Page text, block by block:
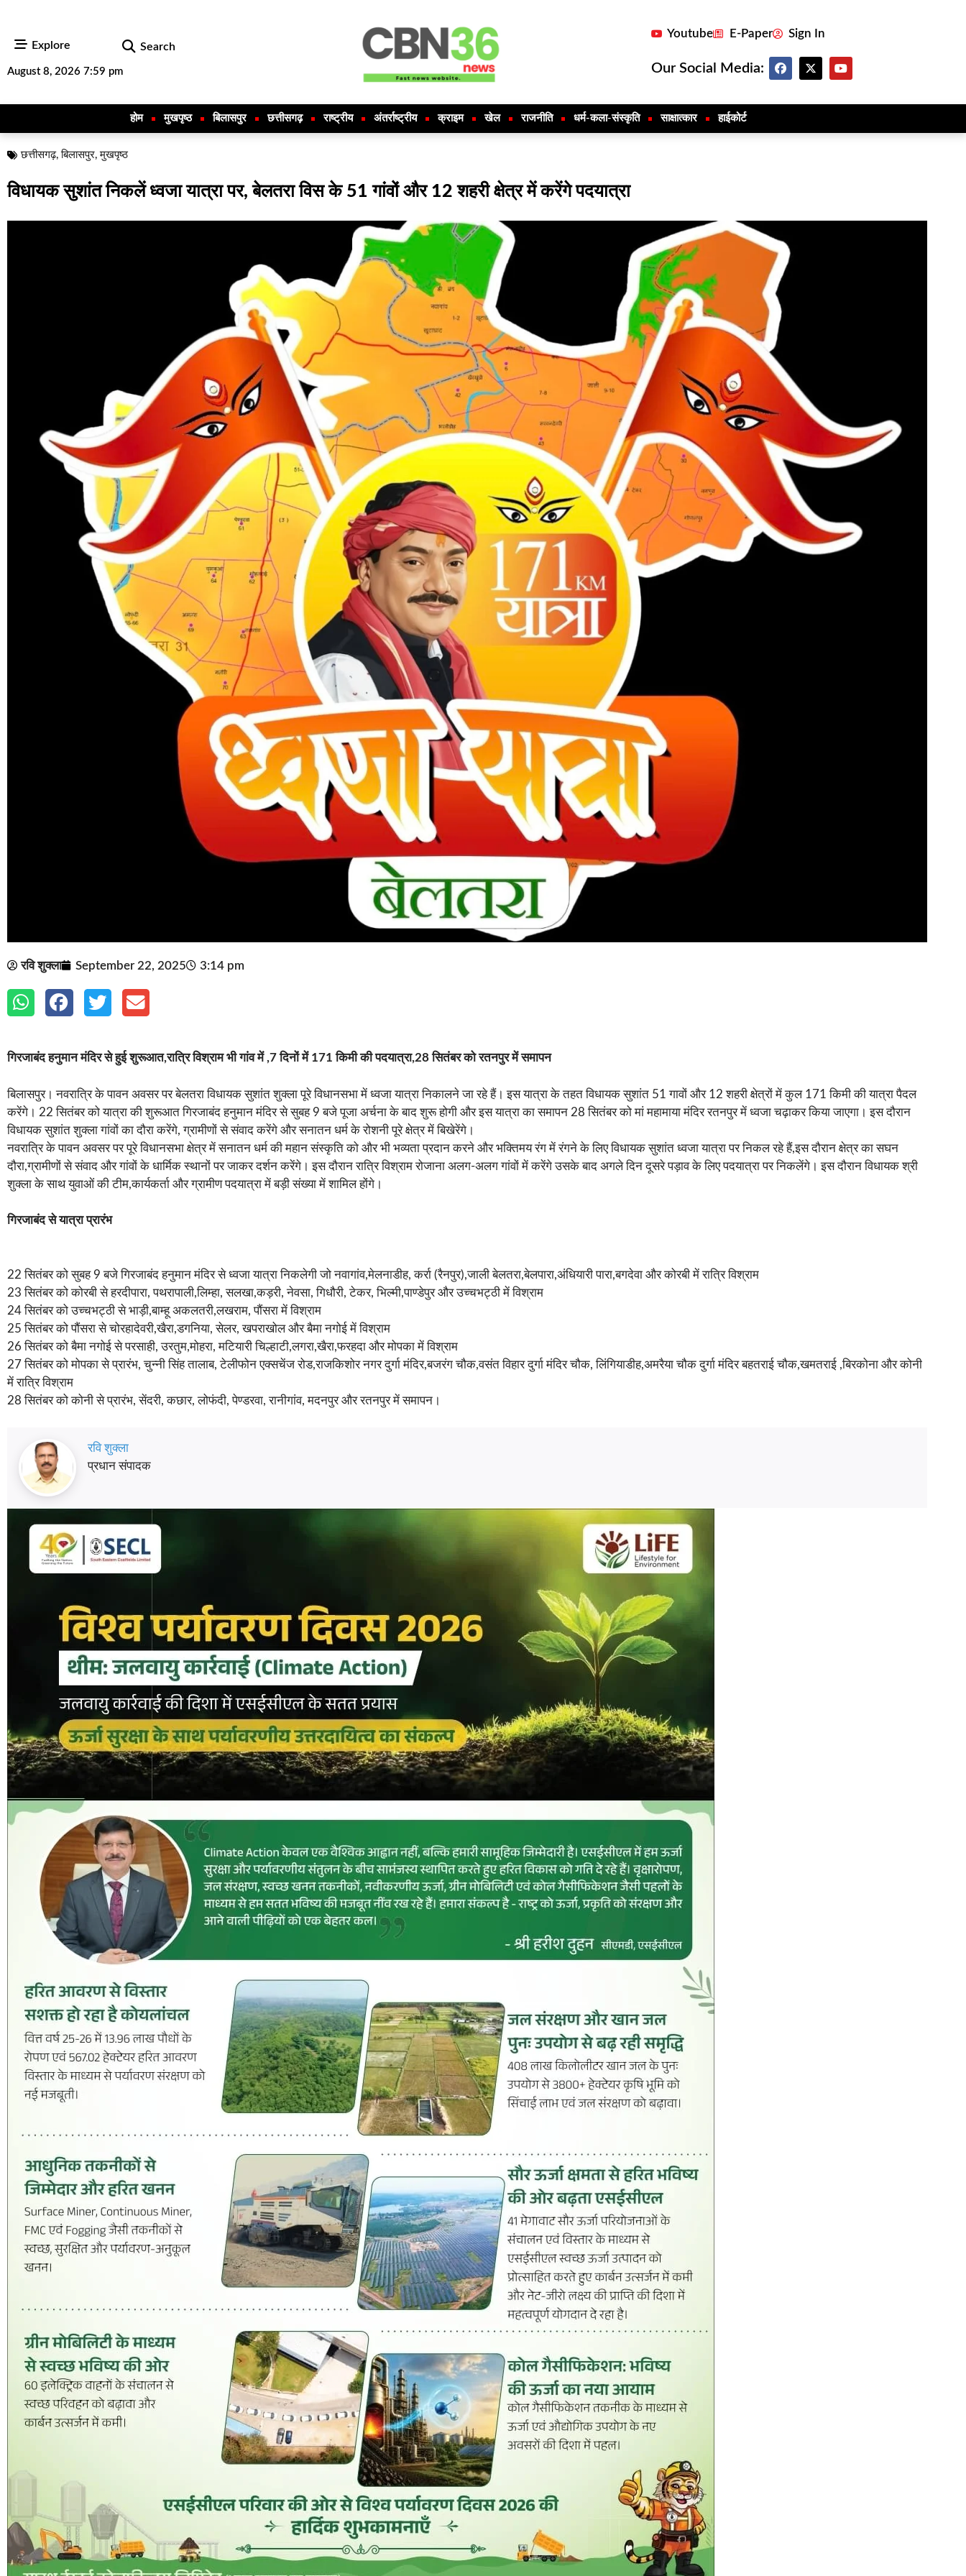
Explore Search
August 8, 2026 7:59 pm
Youtube E-Paper Sign In
Our Social Media:
होम मुखपृष्ठ बिलासपुर छत्तीसगढ़ राष्ट्रीय अंतर्राष्ट्रीय क्राइम खेल राजनीति धर्म-कला-संस्कृति साक्षात्कार हाईकोर्ट
छत्तीसगढ़,बिलासपुर,मुखपृष्ठ
विधायक सुशांत निकलें ध्वजा यात्रा पर, बेलतरा विस के 51 गांवों और 12 शहरी क्षेत्र में करेंगे पदयात्रा
रवि शुक्ला September 22, 2025 3:14 pm
गिरजाबंद हनुमान मंदिर से हुई शुरूआत,रात्रि विश्राम भी गांव में ,7 दिनों में 171 किमी की पदयात्रा,28 सितंबर को रतनपुर में समापन
बिलासपुर। नवरात्रि के पावन अवसर पर बेलतरा विधायक सुशांत शुक्ला पूरे विधानसभा में ध्वजा यात्रा निकालने जा रहे हैं। इस यात्रा के तहत विधायक सुशांत 51 गावों और 12 शहरी क्षेत्रों में कुल 171 किमी की यात्रा पैदल
करेंगे। 22 सितंबर को यात्रा की शुरूआत गिरजाबंद हनुमान मंदिर से सुबह 9 बजे पूजा अर्चना के बाद शुरू होगी और इस यात्रा का समापन 28 सितंबर को मां महामाया मंदिर रतनपुर में ध्वजा चढ़ाकर किया जाएगा। इस दौरान
विधायक सुशांत शुक्ला गांवों का दौरा करेंगे, ग्रामीणों से संवाद करेंगे और सनातन धर्म के रोशनी पूरे क्षेत्र में बिखेरेंगे।
नवरात्रि के पावन अवसर पर पूरे विधानसभा क्षेत्र में सनातन धर्म की महान संस्कृति को और भी भव्यता प्रदान करने और भक्तिमय रंग में रंगने के लिए विधायक सुशांत ध्वजा यात्रा पर निकल रहे हैं,इस दौरान क्षेत्र का सघन
दौरा,ग्रामीणों से संवाद और गांवों के धार्मिक स्थानों पर जाकर दर्शन करेंगे। इस दौरान रात्रि विश्राम रोजाना अलग-अलग गांवों में करेंगे उसके बाद अगले दिन दूसरे पड़ाव के लिए पदयात्रा पर निकलेंगे। इस दौरान विधायक श्री
शुक्ला के साथ युवाओं की टीम,कार्यकर्ता और ग्रामीण पदयात्रा में बड़ी संख्या में शामिल होंगे।
गिरजाबंद से यात्रा प्रारंभ
22 सितंबर को सुबह 9 बजे गिरजाबंद हनुमान मंदिर से ध्वजा यात्रा निकलेगी जो नवागांव,मेलनाडीह, कर्रा (रैनपुर),जाली बेलतरा,बेलपारा,अंधियारी पारा,बगदेवा और कोरबी में रात्रि विश्राम
23 सितंबर को कोरबी से हरदीपारा, पथरापाली,लिम्हा, सलखा,कड़री, नेवसा, गिधौरी, टेकर, भिल्मी,पाण्डेपुर और उच्चभट्ठी में विश्राम
24 सितंबर को उच्चभट्ठी से भाड़ी,बाम्हू अकलतरी,लखराम, पौंसरा में विश्राम
25 सितंबर को पौंसरा से चोरहादेवरी,खैरा,डगनिया, सेलर, खपराखोल और बैमा नगोई में विश्राम
26 सितंबर को बैमा नगोई से परसाही, उरतुम,मोहरा, मटियारी चिल्हाटी,लगरा,खैरा,फरहदा और मोपका में विश्राम
27 सितंबर को मोपका से प्रारंभ, चुन्नी सिंह तालाब, टेलीफोन एक्सचेंज रोड,राजकिशोर नगर दुर्गा मंदिर,बजरंग चौक,वसंत विहार दुर्गा मंदिर चौक, लिंगियाडीह,अमरैया चौक दुर्गा मंदिर बहतराई चौक,खमतराई ,बिरकोना और कोनी
में रात्रि विश्राम
28 सितंबर को कोनी से प्रारंभ, सेंदरी, कछार, लोफंदी, पेण्डरवा, रानीगांव, मदनपुर और रतनपुर में समापन।
रवि शुक्ला
प्रधान संपादक